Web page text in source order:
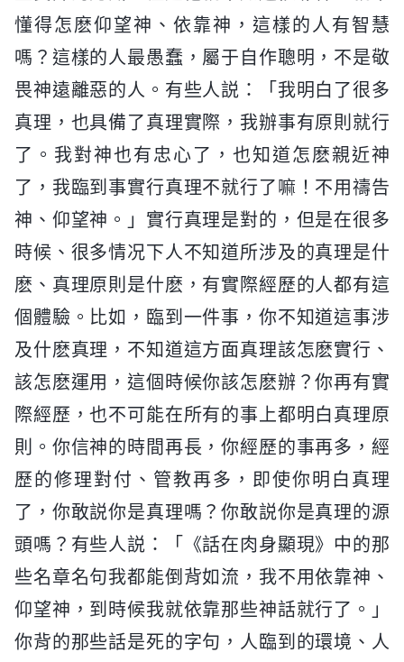
懂得怎麽仰望神、依靠神，這樣的人有智慧
嗎？這樣的人最愚蠢，屬于自作聰明，不是敬
畏神遠離惡的人。有些人説：「我明白了很多
真理，也具備了真理實際，我辦事有原則就行
了。我對神也有忠心了，也知道怎麽親近神
了，我臨到事實行真理不就行了嘛！不用禱告
神、仰望神。」實行真理是對的，但是在很多
時候、很多情况下人不知道所涉及的真理是什
麽、真理原則是什麽，有實際經歷的人都有這
個體驗。比如，臨到一件事，你不知道這事涉
及什麽真理，不知道這方面真理該怎麽實行、
該怎麽運用，這個時候你該怎麽辦？你再有實
際經歷，也不可能在所有的事上都明白真理原
則。你信神的時間再長，你經歷的事再多，經
歷的修理對付、管教再多，即使你明白真理
了，你敢説你是真理嗎？你敢説你是真理的源
頭嗎？有些人説：「《話在肉身顯現》中的那
些名章名句我都能倒背如流，我不用依靠神、
仰望神，到時候我就依靠那些神話就行了。」
你背的那些話是死的字句，人臨到的環境、人